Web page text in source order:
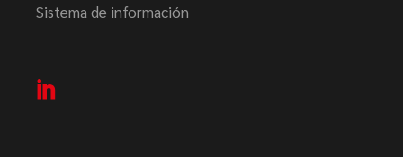
Sistema de información